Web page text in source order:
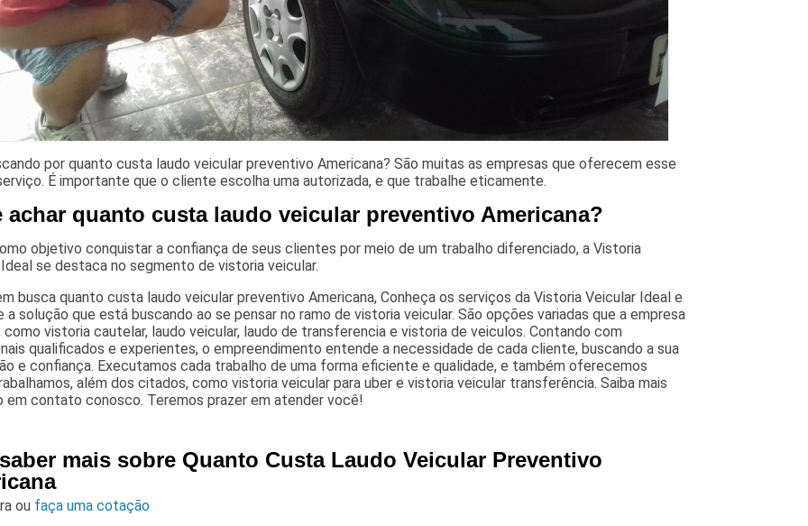
por quanto custa laudo veicular preventivo Americana? São muitas as empresas que oferecem esse
É importante que o cliente escolha uma autorizada, e que trabalhe eticamente.
achar quanto custa laudo veicular preventivo Americana?
objetivo conquistar a confiança de seus clientes por meio de um trabalho diferenciado, a Vistoria
se destaca no segmento de vistoria veicular.
busca quanto custa laudo veicular preventivo Americana, Conheça os serviços da Vistoria Veicular Ideal e
a solução que está buscando ao se pensar no ramo de vistoria veicular. São opções variadas que a empresa
vistoria cautelar, laudo veicular, laudo de transferencia e vistoria de veiculos. Contando com
qualificados e experientes, o empreendimento entende a necessidade de cada cliente, buscando a sua
e confiança. Executamos cada trabalho de uma forma eficiente e qualidade, e também oferecemos
além dos citados, como vistoria veicular para uber e vistoria veicular transferência. Saiba mais
em contato conosco. Teremos prazer em atender você!
mais sobre Quanto Custa Laudo Veicular Preventivo
ou faça uma cotação